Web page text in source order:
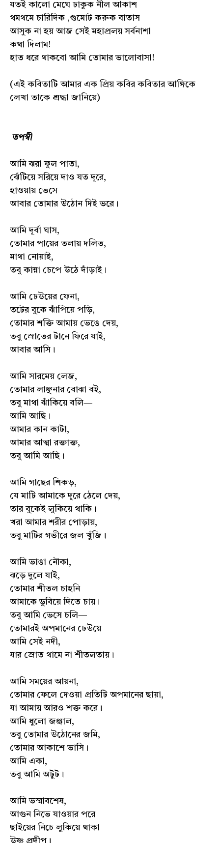
যতই কালো মেঘে ঢাকুক নীল আকাশ
থমথমে চারিদিক ,গুমোট করুক বাতাস
আসুক না হয় আজ সেই মহাপ্রলয় সর্বনাশা
কথা দিলাম!
হাত ধরে থাকবো আমি তোমার ভালোবাসা!
(এই কবিতাটি আমার এক প্রিয় কবির কবিতার আঙ্গিকে
লেখা তাকে শ্রদ্ধা জানিয়ে)
তপস্বী
আমি ঝরা ফুল পাতা,
ঝেঁটিয়ে সরিয়ে দাও যত দূরে,
হাওয়ায় ভেসে
আবার তোমার উঠোন দিই ভরে।
আমি দূর্বা ঘাস,
তোমার পায়ের তলায় দলিত,
মাথা নোয়াই,
তবু কান্না চেপে উঠে দাঁড়াই।
আমি ঢেউয়ের ফেনা,
তটের বুকে ঝাঁপিয়ে পড়ি,
তোমার শক্তি আমায় ভেঙে দেয়,
তবু স্রোতের টানে ফিরে যাই,
আবার আসি।
আমি সারমেয় লেজ,
তোমার লাঞ্ছনার বোঝা বই,
তবু মাথা ঝাঁকিয়ে বলি—
আমি আছি।
আমার কান কাটা,
আমার আত্মা রক্তাক্ত,
তবু আমি আছি।
আমি গাছের শিকড়,
যে মাটি আমাকে দূরে ঠেলে দেয়,
তার বুকেই লুকিয়ে থাকি।
খরা আমার শরীর পোড়ায়,
তবু মাটির গভীরে জল খুঁজি।
আমি ভাঙা নৌকা,
ঝড়ে দুলে যাই,
তোমার শীতল চাহনি
আমাকে ডুবিয়ে দিতে চায়।
তবু আমি ভেসে চলি—
তোমারই অপমানের ঢেউয়ে
আমি সেই নদী,
যার স্রোত থামে না শীতলতায়।
আমি সময়ের আয়না,
তোমার ফেলে দেওয়া প্রতিটি অপমানের ছায়া,
যা আমায় আরও শক্ত করে।
আমি ধুলো জঞ্জাল,
তবু তোমার উঠোনের জমি,
তোমার আকাশে ভাসি।
আমি একা,
তবু আমি অটুট।
আমি ভস্মাবশেষ,
আগুন নিভে যাওয়ার পরে
ছাইয়ের নিচে লুকিয়ে থাকা
উষ্ণ প্রদীপ।